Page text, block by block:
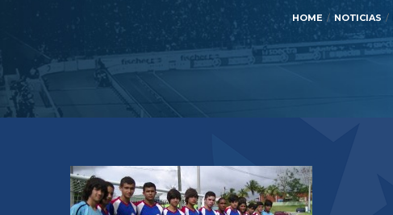
HOME NOTICIAS